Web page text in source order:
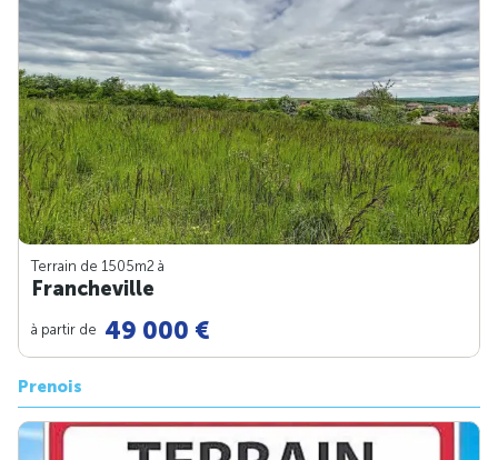
Terrain de 1505m2 à
Francheville
à partir de 49 000 €
Prenois